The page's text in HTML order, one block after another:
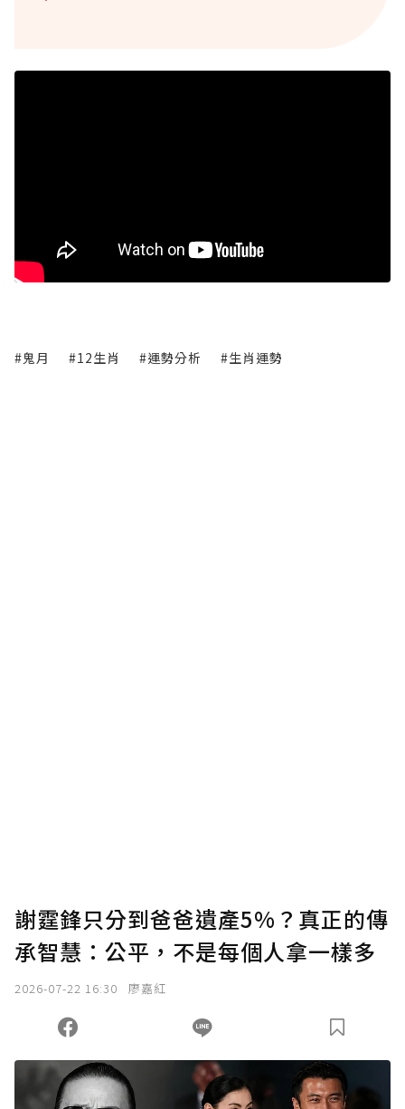
#鬼月 #12生肖 #運勢分析 #生肖運勢
謝霆鋒只分到爸爸遺產5%？真正的傳
承智慧：公平，不是每個人拿一樣多
2026-07-22 16:30 廖嘉紅